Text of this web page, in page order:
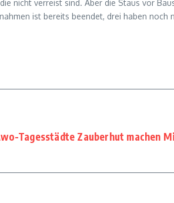
nicht verreist sind. Aber die Staus vor
ist bereits beendet, drei haben noch
Tagesstädte Zauberhut machen